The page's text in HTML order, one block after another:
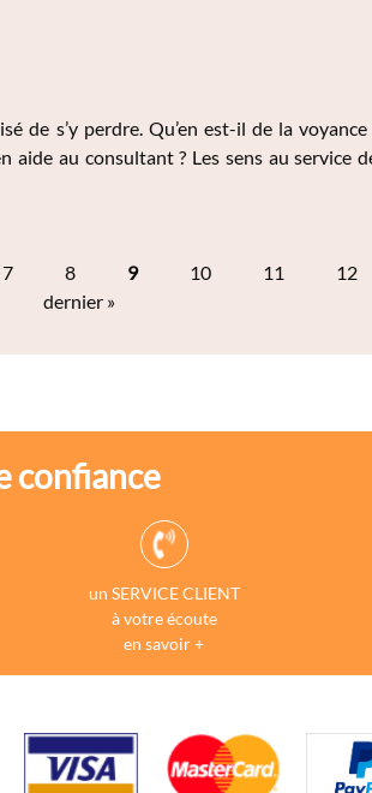
de s’y perdre. Qu’en est-il de la
au consultant ? Les sens au service
7 8 9 10 11 12
dernier »
confiance
un SERVICE CLIENT
à votre écoute
en savoir +